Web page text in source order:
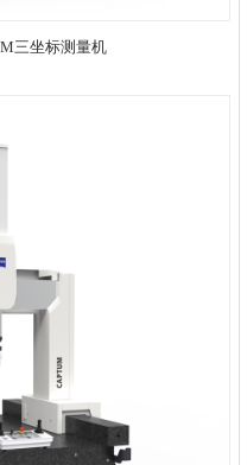
三坐标测量机